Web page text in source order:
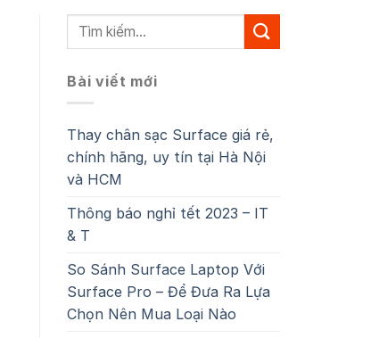
Bài viết mới
Thay chân sạc Surface giá rẻ,
chính hãng, uy tín tại Hà Nội
và HCM
Thông báo nghỉ tết 2023 – IT
& T
So Sánh Surface Laptop Với
Surface Pro – Để Đưa Ra Lựa
Chọn Nên Mua Loại Nào